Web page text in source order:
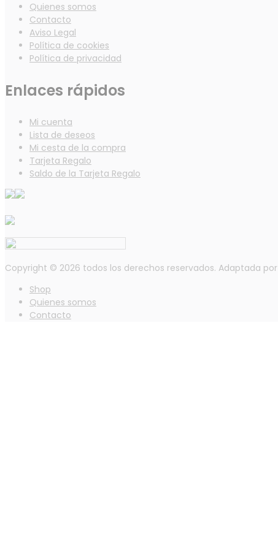
Quienes somos
Contacto
Aviso Legal
Política de cookies
Política de privacidad
Enlaces rápidos
Mi cuenta
Lista de deseos
Mi cesta de la compra
Tarjeta Regalo
Saldo de la Tarjeta Regalo
Copyright © 2026 todos los derechos reservados. Adaptada por
Shop
Quienes somos
Contacto